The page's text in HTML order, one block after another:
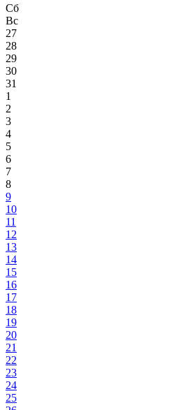
Сб
Вс
27
28
29
30
31
1
2
3
4
5
6
7
8
9
10
11
12
13
14
15
16
17
18
19
20
21
22
23
24
25